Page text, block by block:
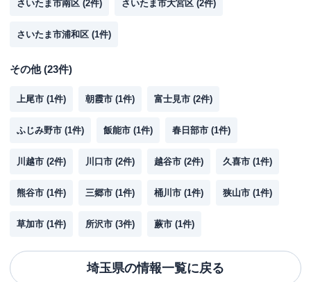
さいたま市南区 (2件) さいたま市大宮区 (2件)
さいたま市浦和区 (1件)
その他(23件)
上尾市 (1件) 朝霞市 (1件) 富士見市 (2件)
ふじみ野市 (1件) 飯能市 (1件) 春日部市 (1件)
川越市 (2件) 川口市 (2件) 越谷市 (2件) 久喜市 (1件)
熊谷市 (1件) 三郷市 (1件) 桶川市 (1件) 狭山市 (1件)
草加市 (1件) 所沢市 (3件) 蕨市 (1件)
埼玉県の情報一覧に戻る